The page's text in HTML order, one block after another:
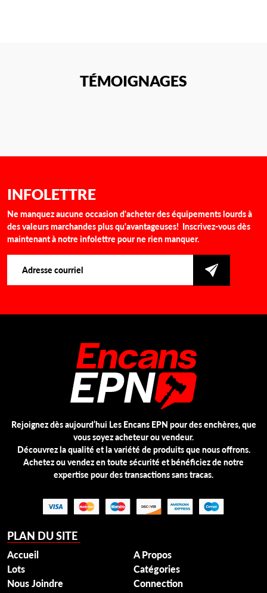
TÉMOIGNAGES
INFOLETTRE
Ne manquez aucune occasion d'acheter des équipements lourds à
des valeurs marchandes plus qu'avantageuses! Inscrivez-vous dès
maintenant à notre infolettre pour ne rien manquer.
PLAN DU SITE
Accueil
A Propos
Lots
Catégories
Nous Joindre
Connection
Rejoignez dès aujourd’hui Les Encans EPN pour des enchères, que
vous soyez acheteur ou vendeur.
Découvrez la qualité et la variété de produits que nous offrons.
Achetez ou vendez en toute sécurité et bénéficiez de notre
expertise pour des transactions sans tracas.